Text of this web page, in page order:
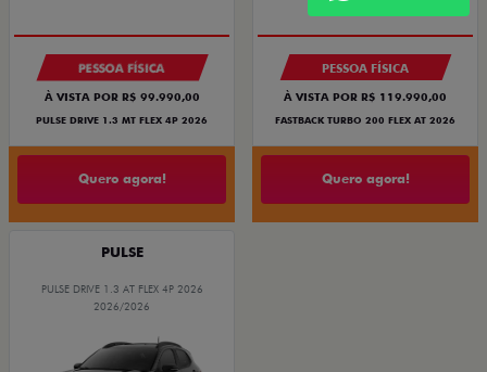
PESSOA FÍSICA
À VISTA POR R$ 99.990,00
PULSE DRIVE 1.3 MT FLEX 4P 2026
Quero agora!
PESSOA FÍSICA
À VISTA POR R$ 119.990,00
FASTBACK TURBO 200 FLEX AT 2026
Quero agora!
PULSE
PULSE DRIVE 1.3 AT FLEX 4P 2026
2026/2026